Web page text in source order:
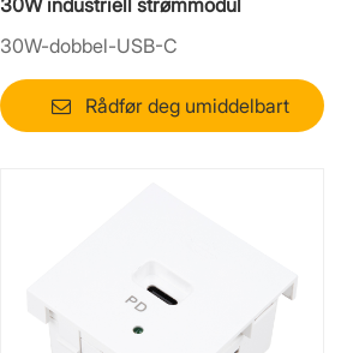
30W-dobbel-USB-C
Rådfør deg umiddelbart